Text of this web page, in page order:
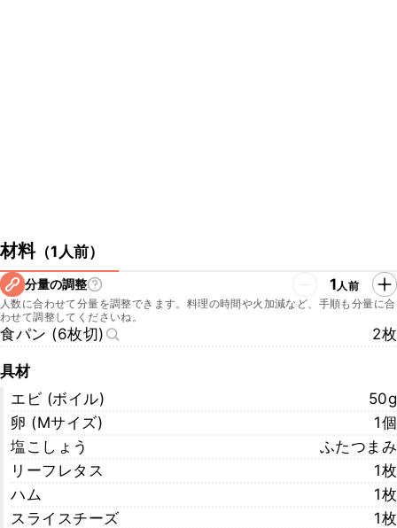
材料（1人前）
分量の調整 1人前
人数に合わせて分量を調整できます。料理の時間や火加減など、手順も分量に合
わせて調整してくださいね。
食パン (6枚切) 2枚
具材
エビ (ボイル)
50g
卵 (Mサイズ)
1個
塩こしょう
ふたつまみ
リーフレタス
1枚
ハム
1枚
スライスチーズ
1枚